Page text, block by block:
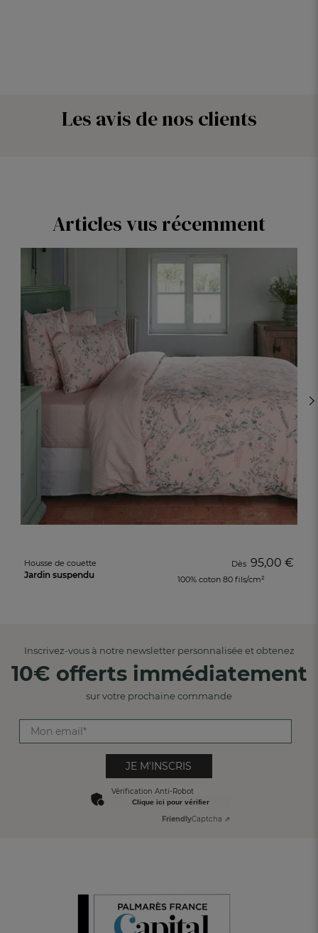
Les avis de nos clients
Articles vus récemment
Housse de couette
Jardin suspendu
Dès 95,00 €
100% coton 80 fils/cm²
Inscrivez-vous à notre newsletter personnalisée et obtenez
10€ offerts immédiatement
sur votre prochaine commande
JE M'INSCRIS
Vérification Anti-Robot
Clique ici pour vérifier
FriendlyCaptcha ⇗